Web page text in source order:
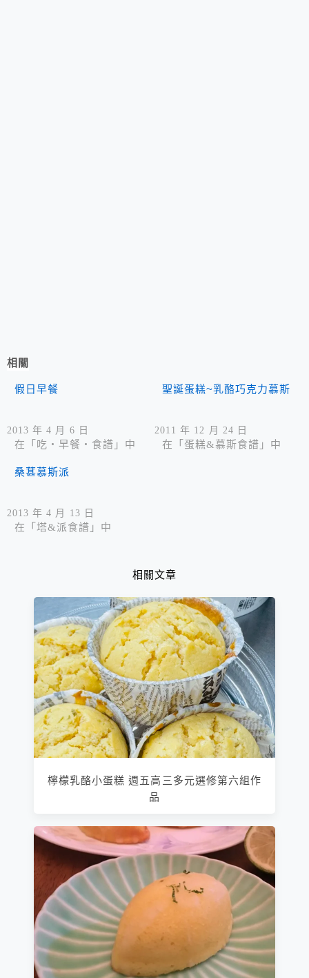
相關
假日早餐
2013 年 4 月 6 日
在「吃‧早餐‧食譜」中
聖誕蛋糕~乳酪巧克力慕斯
2011 年 12 月 24 日
在「蛋糕&慕斯食譜」中
桑葚慕斯派
2013 年 4 月 13 日
在「塔&派食譜」中
相關文章
檸檬乳酪小蛋糕 週五高三多元選修第六組作
品